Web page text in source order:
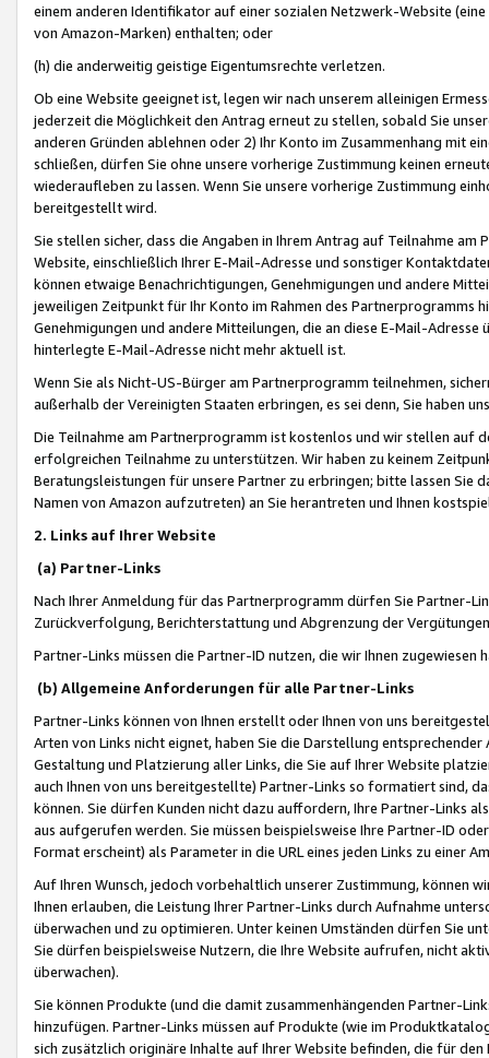
einem anderen Identifikator auf einer sozialen Netzwerk-Website
von Amazon-Marken) enthalten; oder
(h) die anderweitig geistige Eigentumsrechte verletzen.
Ob eine Website geeignet ist, legen wir nach unserem alleinigen
jederzeit die Möglichkeit den Antrag erneut zu stellen, sobald Sie
anderen Gründen ablehnen oder 2) Ihr Konto im Zusammenhang mit
schließen, dürfen Sie ohne unsere vorherige Zustimmung keinen
wiederaufleben zu lassen. Wenn Sie unsere vorherige Zustimmung
bereitgestellt wird.
Sie stellen sicher, dass die Angaben in Ihrem Antrag auf Teilnahme
Website, einschließlich Ihrer E-Mail-Adresse und sonstiger
können etwaige Benachrichtigungen, Genehmigungen und andere
jeweiligen Zeitpunkt für Ihr Konto im Rahmen des Partnerprogramms
Genehmigungen und andere Mitteilungen, die an diese E-Mail-
hinterlegte E-Mail-Adresse nicht mehr aktuell ist.
Wenn Sie als Nicht-US-Bürger am Partnerprogramm teilnehmen,
außerhalb der Vereinigten Staaten erbringen, es sei denn, Sie haben
Die Teilnahme am Partnerprogramm ist kostenlos und wir stellen auf
erfolgreichen Teilnahme zu unterstützen. Wir haben zu keinem
Beratungsleistungen für unsere Partner zu erbringen; bitte lassen Sie
Namen von Amazon aufzutreten) an Sie herantreten und Ihnen
2. Links auf Ihrer Website
(a) Partner-Links
Nach Ihrer Anmeldung für das Partnerprogramm dürfen Sie Partner-
Zurückverfolgung, Berichterstattung und Abgrenzung der
Partner-Links müssen die Partner-ID nutzen, die wir Ihnen zugewiesen
(b) Allgemeine Anforderungen für alle Partner-Links
Partner-Links können von Ihnen erstellt oder Ihnen von uns
Arten von Links nicht eignet, haben Sie die Darstellung
Gestaltung und Platzierung aller Links, die Sie auf Ihrer Website
auch Ihnen von uns bereitgestellte) Partner-Links so formatiert sind,
können. Sie dürfen Kunden nicht dazu auffordern, Ihre Partner-Links
aus aufgerufen werden. Sie müssen beispielsweise Ihre Partner-ID
Format erscheint) als Parameter in die URL eines jeden Links zu einer
Auf Ihren Wunsch, jedoch vorbehaltlich unserer Zustimmung, können
Ihnen erlauben, die Leistung Ihrer Partner-Links durch Aufnahme
überwachen und zu optimieren. Unter keinen Umständen dürfen Sie
Sie dürfen beispielsweise Nutzern, die Ihre Website aufrufen, nicht
überwachen).
Sie können Produkte (und die damit zusammenhängenden Partner-
hinzufügen. Partner-Links müssen auf Produkte (wie im
sich zusätzlich originäre Inhalte auf Ihrer Website befinden, die für